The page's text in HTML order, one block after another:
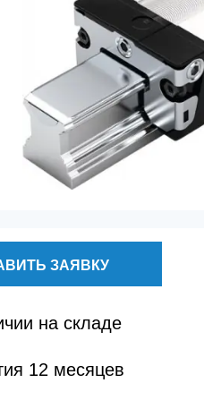
ЗАЯВКУ
на складе
12 месяцев